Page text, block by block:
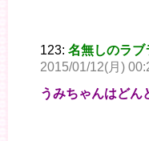
123: 名無しのラブ
2015/01/12(月)
うみちゃんはどん